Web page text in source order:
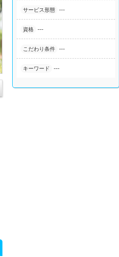
サービス形態 ---
資格 ---
こだわり条件 ---
キーワード ---